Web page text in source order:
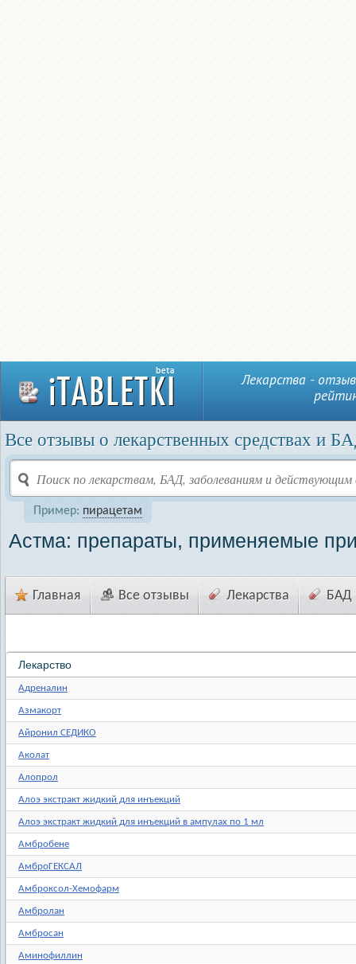
Лекарства -
Все отзывы о лекарственных средствах и
Пример: пирацетам
Астма: препараты, применяемые
Главная Все отзывы Лекарства БАД
Лекарство
Адреналин
Азмакорт
Айронил СЕДИКО
Аколат
Алопрол
Алоэ экстракт жидкий для инъекций
Алоэ экстракт жидкий для инъекций в ампулах по 1 мл
Амбробене
АмброГЕКСАЛ
Амброксол-Хемофарм
Амбролан
Амбросан
Аминофиллин